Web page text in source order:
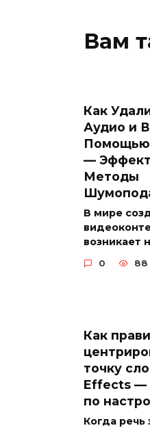
Вам
Как
Аудио и
—
Методы
В мире
возникает
0 88
Как
точку
Effects —
по
Когда речь